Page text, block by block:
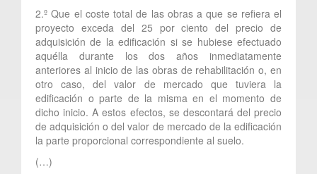
2.º Que el coste total de las obras a que se refiera el
proyecto exceda del 25 por ciento del precio de
adquisición de la edificación si se hubiese efectuado
aquélla durante los dos años inmediatamente
anteriores al inicio de las obras de rehabilitación o, en
otro caso, del valor de mercado que tuviera la
edificación o parte de la misma en el momento de
dicho inicio. A estos efectos, se descontará del precio
de adquisición o del valor de mercado de la edificación
la parte proporcional correspondiente al suelo.
(…)